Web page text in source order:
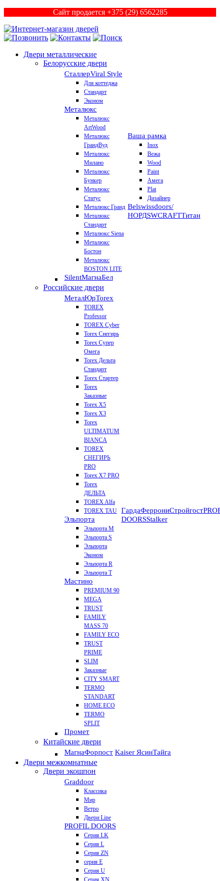
Сайт продается +375 (29) 6562285
Двери металлические
Белорусские двери
СталлерViral Style
Для коттеджа
Стандарт
Эконом
Металюкс
Металюкс
ArtWood
Металюкс
ГрандВуд
Металюкс
Милано
Металюкс
Бункер
Металюкс
Статус
Металюкс Гранд
Металюкс
Стандарт
Металюкс Siena
Металюкс
Бостон
Металюкс
BOSTON LITE
SilentМагнаБел
Ваша рамка
Inox
Вежа
Wood
Paint
Амега
Plat
Дизайнер
Belswissdoors/
НОРДSWCRAFTТитан
Российские двери
МеталЮрTorex
TOREX
Professor
TOREX Cyber
Torex Снегирь
Torex Супер
Омега
Torex Дельта
Стандарт
Torex Стартер
Torex
Заказные
Torex Х5
Torex Х3
Torex
ULTIMATUM
BIANCA
TOREX
СНЕГИРЬ
PRO
Torex X7 PRO
Torex
ДЕЛЬТА
TOREX Alfa
TOREX TAU
Эльпорта
Эльпорта M
Эльпорта S
Эльпорта
Эконом
Эльпорта R
Эльпорта Т
Мастино
PREMIUM 90
MEGA
TRUST
FAMILY
MASS 70
FAMILY ECO
TRUST
PRIME
SLIM
Заказные
CITY SMART
TERMO
STANDART
HOME ECO
ТЕRМО
SPLIT
Промет
ГардаФеррониСтройгост
DOORSStalker
Китайские двери
МагнаФорпост Kaiser ЯсинТайга
Двери межкомнатные
Двери экошпон
Graddoor
Классика
Мир
Ветро
Двери Line
PROFIL DOORS
Серия LK
Серия L
Серия ZN
серия E
Серия U
Серия XN